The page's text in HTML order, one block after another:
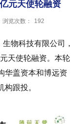
元天使轮融资
浏览次数： 192
物科技有限公司，
天使轮融资。本轮
华盖资本和博远资
跟投。